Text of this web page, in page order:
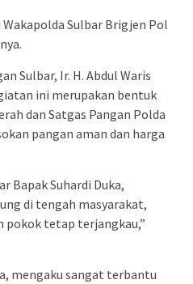
Sulbar Brigjen Pol
Sulbar, Ir. H. Abdul Waris
ini merupakan bentuk
dan Satgas Pangan Polda
pangan aman dan harga
Bapak Suhardi Duka,
di tengah masyarakat,
pokok tetap terjangkau,”
mengaku sangat terbantu